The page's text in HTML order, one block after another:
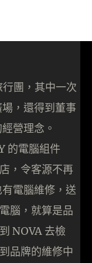
團，其中一次
，還得到董事
營理念。
的電腦組件
，令客源不再
電腦維修，送
腦，就算是品
NOVA 去檢
品牌的維修中